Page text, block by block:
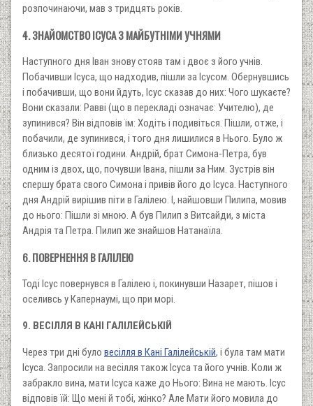
розпочинаючи, мав з тридцять років.
4. ЗНАЙОМСТВО ІСУСА З МАЙБУТНІМИ УЧНЯМИ
Наступного дня Іван знову стояв там і двоє з його учнів.
Побачивши Ісуса, що надходив, пішли за Ісусом. Обернувшись
і побачивши, що вони йдуть, Ісус сказав до них: Чого шукаєте?
Вони сказали: Равві (що в перекладі означає: Учителю), де
зупинився? Він відповів їм: Ходіть і подивіться. Пішли, отже, і
побачили, де зупинився, і того дня лишилися в Нього. Було ж
близько десятої години. Андрій, брат Симона-Петра, був
одним із двох, що, почувши Івана, пішли за Ним. Зустрів він
спершу брата свого Симона і привів його до Ісуса. Наступного
дня Андрій вирішив піти в Галілею. І, найшовши Пилипа, мовив
до нього: Пішли зі мною. А був Пилип з Витсайди, з міста
Андрія та Петра. Пилип же знайшов Натанаїла.
6. ПОВЕРНЕННЯ В ГАЛІЛЕЮ
Тоді Ісус повернувся в Галілею і, покинувши Назарет, пішов і
оселивсь у Капернаумі, що при морі.
9. ВЕСІЛЛЯ В КАНІ ГАЛІЛЕЙСЬКІЙ
Через три дні було весілля в Кані Галілейській, і була там мати
Ісуса. Запросили на весілля також Ісуса та його учнів. Коли ж
забракло вина, мати Ісуса каже до Нього: Вина не мають. Ісус
відповів їй: Що мені й тобі, жінко? Але Мати його мовила до